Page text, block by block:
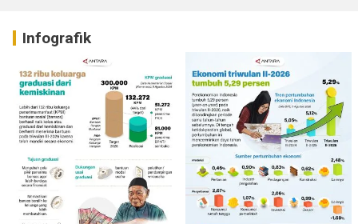
Infografik